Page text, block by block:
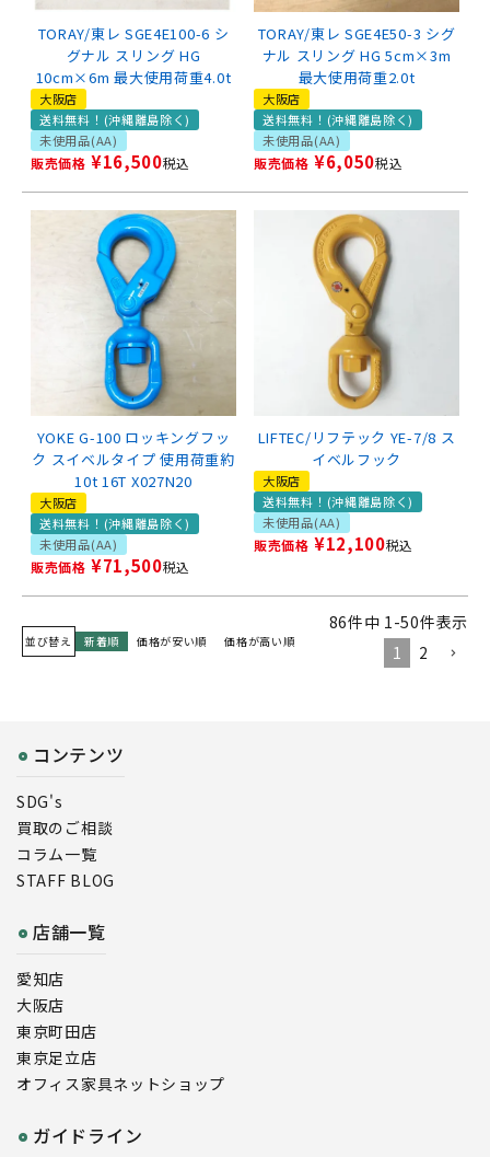
TORAY/東レ SGE4E100-6 シ
グナル スリング HG
10cm×6m 最大使用荷重4.0t
大阪店
送料無料！(沖縄離島除く)
未使用品(AA)
販売価格 ¥16,500税込
TORAY/東レ SGE4E50-3 シグ
ナル スリング HG 5cm×3m
最大使用荷重2.0t
大阪店
送料無料！(沖縄離島除く)
未使用品(AA)
販売価格 ¥6,050税込
YOKE G-100 ロッキングフッ
ク スイベルタイプ 使用荷重約
10t 16T X027N20
大阪店
送料無料！(沖縄離島除く)
未使用品(AA)
販売価格 ¥71,500税込
LIFTEC/リフテック YE-7/8 ス
イベルフック
大阪店
送料無料！(沖縄離島除く)
未使用品(AA)
販売価格 ¥12,100税込
並び替え 新着順 価格が安い順 価格が高い順
86件中 1 -50件表示
1
2
コンテンツ
SDG's
買取のご相談
コラム一覧
STAFF BLOG
店舗一覧
愛知店
大阪店
東京町田店
東京足立店
オフィス家具ネットショップ
ガイドライン